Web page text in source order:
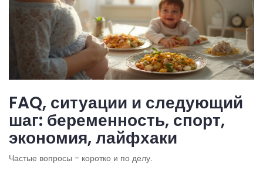
FAQ, ситуации и следующий
шаг: беременность, спорт,
экономия, лайфхаки
Частые вопросы - коротко и по делу.